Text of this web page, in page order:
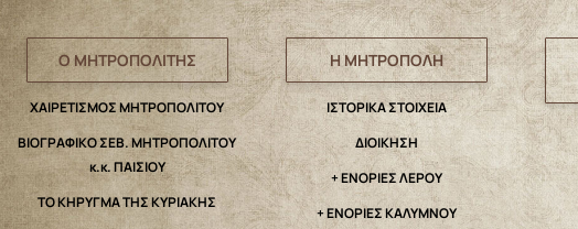
Ο ΜΗΤΡΟΠΟΛΙΤΗΣ
ΧΑΙΡΕΤΙΣΜΟΣ ΜΗΤΡΟΠΟΛΙΤΟΥ
ΒΙΟΓΡΑΦΙΚΟ ΣΕΒ. ΜΗΤΡΟΠΟΛΙΤΟΥ
κ.κ. ΠΑΙΣΙΟΥ
ΤΟ ΚΗΡΥΓΜΑ ΤΗΣ ΚΥΡΙΑΚΗΣ
Η ΜΗΤΡΟΠΟΛΗ
IΣΤΟΡΙΚΑ ΣΤΟΙΧΕΙΑ
ΔΙΟΙΚΗΣΗ
+ ΕΝΟΡΙΕΣ ΛΕΡΟΥ
+ ΕΝΟΡΙΕΣ ΚΑΛΥΜΝΟΥ